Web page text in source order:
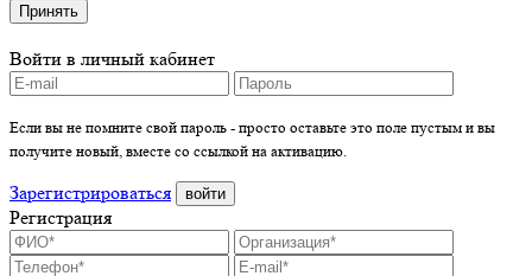
Принять
Войти в личный кабинет
Если вы не помните свой пароль - просто оставьте это поле пустым и вы
получите новый, вместе со ссылкой на активацию.
Зарегистрироваться войти
Регистрация